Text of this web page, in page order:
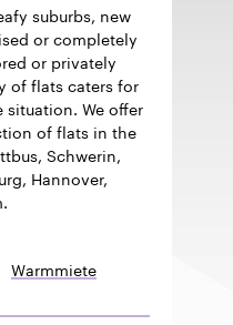
suburbs, new
or completely
or privately
of flats caters for
We offer
of flats in the
Schwerin,
Hannover,
Warmmiete